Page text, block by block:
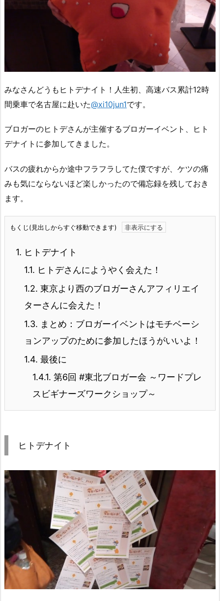
みなさんどうもヒトデナイト！人生初、高速バス累計12時
間乗車で名古屋に赴いた@xi10jun1です。
ブロガーのヒトデさんが主催するブロガーイベント、ヒト
デナイトに参加してきました。
バスの疲れからか途中フラフラしてた僕ですが、ケツの痛
みも気にならないほど楽しかったので備忘録を残しておき
ます。
もくじ(見出しからすぐ移動できます)
1. ヒトデナイト
1.1. ヒトデさんにようやく会えた！
1.2. 東京より西のブロガーさんアフィリエイ
ターさんに会えた！
1.3. まとめ：ブロガーイベントはモチベーシ
ョンアップのために参加したほうがいいよ！
1.4. 最後に
1.4.1. 第6回 #東北ブロガー会 ～ワードプレ
スビギナーズワークショップ～
ヒトデナイト